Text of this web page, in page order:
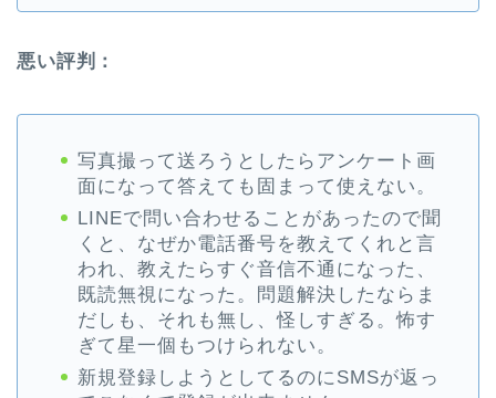
悪い評判：
写真撮って送ろうとしたらアンケート画
面になって答えても固まって使えない。
LINEで問い合わせることがあったので聞
くと、なぜか電話番号を教えてくれと言
われ、教えたらすぐ音信不通になった、
既読無視になった。問題解決したならま
だしも、それも無し、怪しすぎる。怖す
ぎて星一個もつけられない。
新規登録しようとしてるのにSMSが返っ